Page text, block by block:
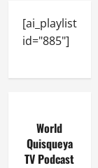
[ai_playlist
id="885"]
World
Quisqueya
TV Podcast